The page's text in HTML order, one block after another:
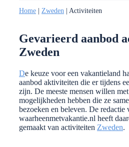
Home Zweden Activiteiten
Gevarieerd aanbod
Zweden
De keuze voor een vakantieland
aanbod aktiviteiten die er tijdens
zijn. De meeste mensen willen
mogelijkheden hebben die ze
bezoeken en beleven. De redactie
waarheenmetvakantie.nl heeft
gemaakt van activiteiten Zweden.